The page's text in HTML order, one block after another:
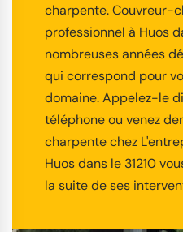
charpente. Couvreur-
professionnel à Huos
nombreuses années
qui correspond pour
domaine. Appelez-le
téléphone ou venez
charpente chez
Huos dans le 31210
la suite de ses